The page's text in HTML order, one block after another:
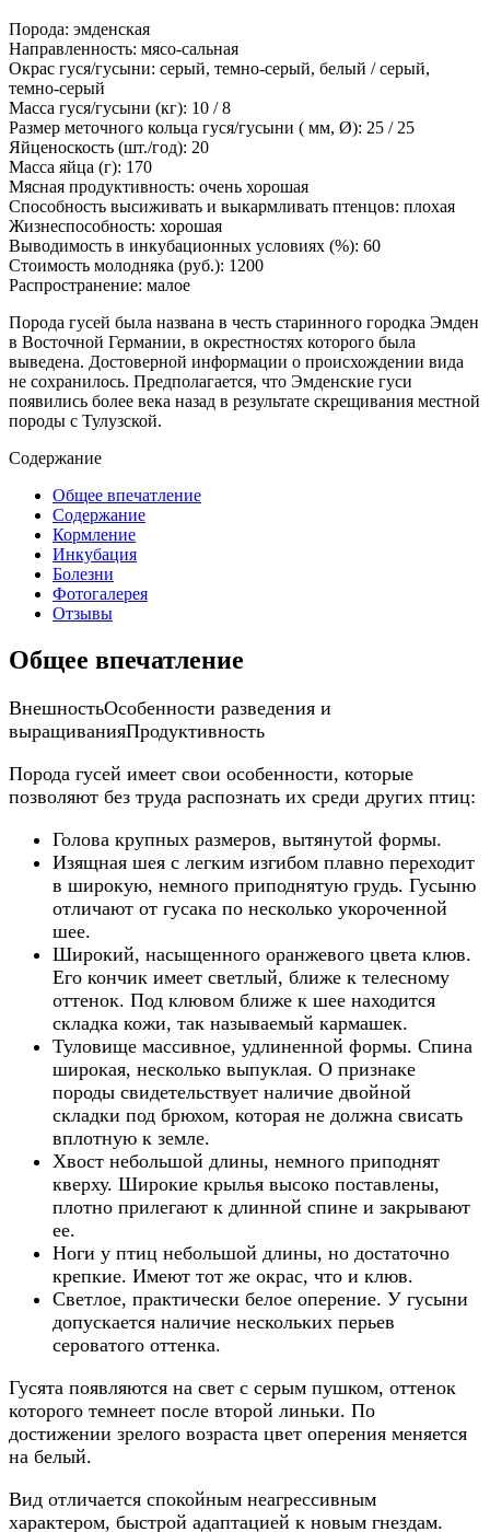
Порода: эмденская
Направленность: мясо-сальная
Окрас гуся/гусыни: серый, темно-серый, белый / серый,
темно-серый
Масса гуся/гусыни (кг): 10 / 8
Размер меточного кольца гуся/гусыни ( мм, Ø): 25 / 25
Яйценоскость (шт./год): 20
Масса яйца (г): 170
Мясная продуктивность: очень хорошая
Способность высиживать и выкармливать птенцов: плохая
Жизнеспособность: хорошая
Выводимость в инкубационных условиях (%): 60
Стоимость молодняка (руб.): 1200
Распространение: малое
Порода гусей была названа в честь старинного городка Эмден
в Восточной Германии, в окрестностях которого была
выведена. Достоверной информации о происхождении вида
не сохранилось. Предполагается, что Эмденские гуси
появились более века назад в результате скрещивания местной
породы с Тулузской.
Содержание
Общее впечатление
Содержание
Кормление
Инкубация
Болезни
Фотогалерея
Отзывы
Общее впечатление
ВнешностьОсобенности разведения и
выращиванияПродуктивность
Порода гусей имеет свои особенности, которые
позволяют без труда распознать их среди других птиц:
Голова крупных размеров, вытянутой формы.
Изящная шея с легким изгибом плавно переходит
в широкую, немного приподнятую грудь. Гусыню
отличают от гусака по несколько укороченной
шее.
Широкий, насыщенного оранжевого цвета клюв.
Его кончик имеет светлый, ближе к телесному
оттенок. Под клювом ближе к шее находится
складка кожи, так называемый кармашек.
Туловище массивное, удлиненной формы. Спина
широкая, несколько выпуклая. О признаке
породы свидетельствует наличие двойной
складки под брюхом, которая не должна свисать
вплотную к земле.
Хвост небольшой длины, немного приподнят
кверху. Широкие крылья высоко поставлены,
плотно прилегают к длинной спине и закрывают
ее.
Ноги у птиц небольшой длины, но достаточно
крепкие. Имеют тот же окрас, что и клюв.
Светлое, практически белое оперение. У гусыни
допускается наличие нескольких перьев
сероватого оттенка.
Гусята появляются на свет с серым пушком, оттенок
которого темнеет после второй линьки. По
достижении зрелого возраста цвет оперения меняется
на белый.
Вид отличается спокойным неагрессивным
характером, быстрой адаптацией к новым гнездам.